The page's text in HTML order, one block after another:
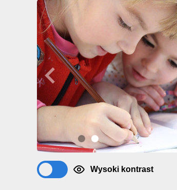
Previous
Wysoki kontrast